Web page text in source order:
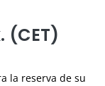
(CET)
la reserva de su